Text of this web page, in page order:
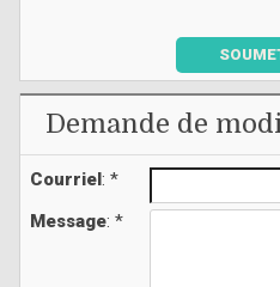
Demande de
Courriel: *
Message: *